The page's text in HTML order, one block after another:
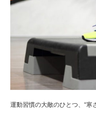
運動習慣の大敵のひとつ、“寒